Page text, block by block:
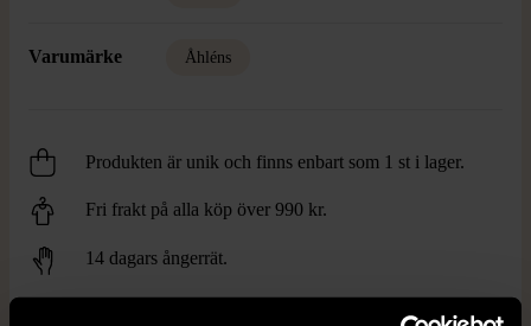
Varumärke Åhléns
Produkten är unik och finns enbart som 1 st i lager.
Fri frakt på alla köp över 990 kr.
14 dagars ångerrät.